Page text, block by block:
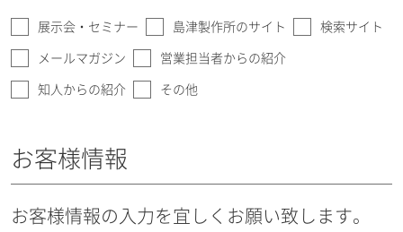
展示会・セミナー 島津製作所のサイト 検索サイト
メールマガジン 営業担当者からの紹介
知人からの紹介 その他
お客様情報
お客様情報の入力を宜しくお願い致します。